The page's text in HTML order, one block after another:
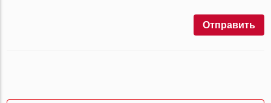
Отправить